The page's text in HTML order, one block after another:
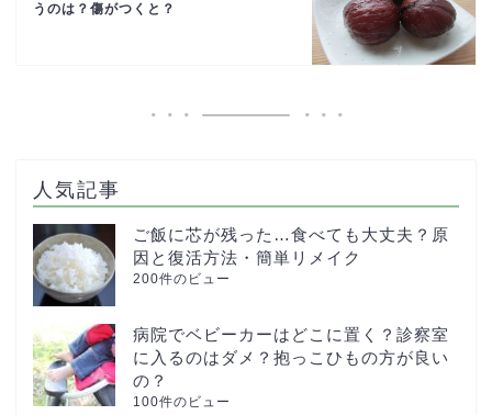
うのは？傷がつくと？
人気記事
ご飯に芯が残った…食べても大丈夫？原
因と復活方法・簡単リメイク
200件のビュー
病院でベビーカーはどこに置く？診察室
に入るのはダメ？抱っこひもの方が良い
の？
100件のビュー